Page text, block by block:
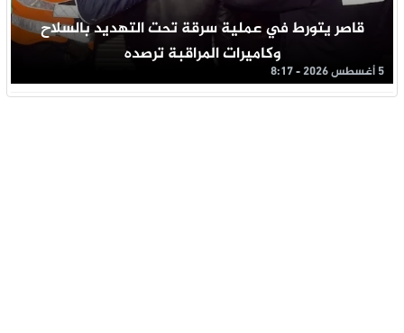
قاصر يتورط في عملية سرقة تحت التهديد بالسلاح
وكاميرات المراقبة ترصده
5 أغسطس 2026 - 8:17